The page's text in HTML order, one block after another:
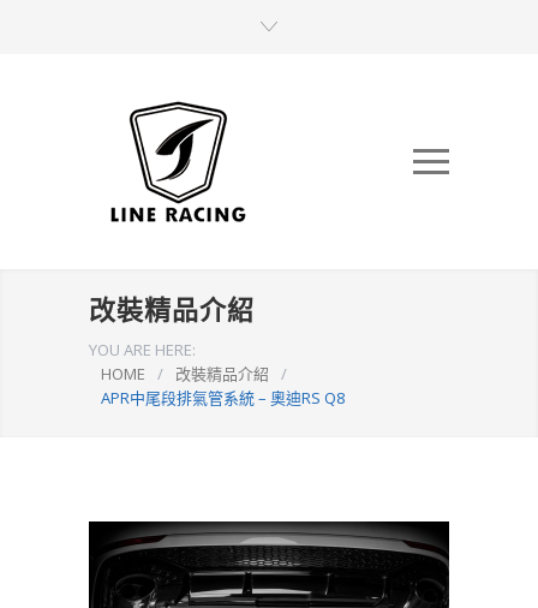
改裝精品介紹
YOU ARE HERE:
HOME
/ 改裝精品介紹
/
APR中尾段排氣管系統 – 奧迪RS Q8